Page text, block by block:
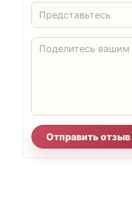
Отправить отзыв